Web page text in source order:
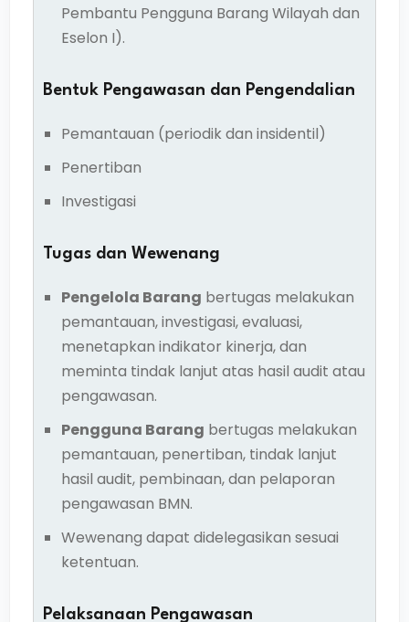
Pembantu Pengguna Barang Wilayah dan
Eselon I).
Bentuk Pengawasan dan Pengendalian
Pemantauan (periodik dan insidentil)
Penertiban
Investigasi
Tugas dan Wewenang
Pengelola Barang bertugas melakukan
pemantauan, investigasi, evaluasi,
menetapkan indikator kinerja, dan
meminta tindak lanjut atas hasil audit atau
pengawasan.
Pengguna Barang bertugas melakukan
pemantauan, penertiban, tindak lanjut
hasil audit, pembinaan, dan pelaporan
pengawasan BMN.
Wewenang dapat didelegasikan sesuai
ketentuan.
Pelaksanaan Pengawasan